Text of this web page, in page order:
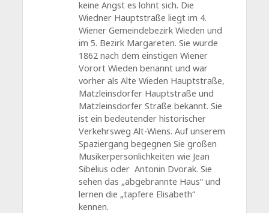
keine Angst es lohnt sich. Die
Wiedner Hauptstraße liegt im 4.
Wiener Gemeindebezirk Wieden und
im 5. Bezirk Margareten. Sie wurde
1862 nach dem einstigen Wiener
Vorort Wieden benannt und war
vorher als Alte Wieden Hauptstraße,
Matzleinsdorfer Hauptstraße und
Matzleinsdorfer Straße bekannt. Sie
ist ein bedeutender historischer
Verkehrsweg Alt-Wiens. Auf unserem
Spaziergang begegnen Sie großen
Musikerpersönlichkeiten wie Jean
Sibelius oder Antonin Dvorak. Sie
sehen das „abgebrannte Haus“ und
lernen die „tapfere Elisabeth“
kennen.